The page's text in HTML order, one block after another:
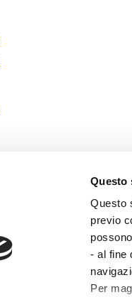
Questo
Questo
previo
- al fine
Per